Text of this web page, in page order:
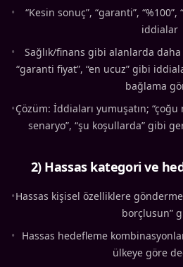
•
“Kesin sonuç”, “garanti”,
iddialar
•
Sağlık/finans gibi alanlarda
“garanti fiyat”, “en ucuz” gibi
bağlama
•Çözüm: İddiaları yumuşatın; “çoğu
senaryo”, “şu koşullarda” gibi
2) Hassas kategori ve
•Hassas kişisel özelliklere gönderme
borçlusun”
•
Hassas hedefleme
ülkeye göre